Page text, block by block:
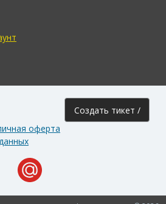
Создать тикет /
оферта